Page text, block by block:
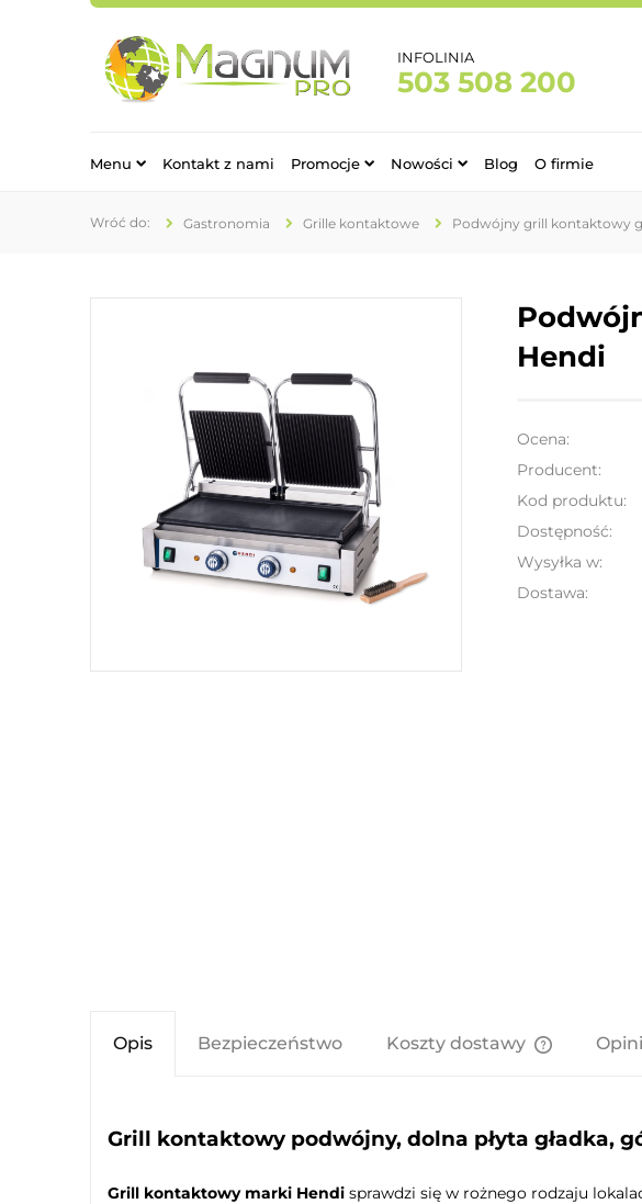
INFOLINIA
503 508 200
Menu Kontakt z nami Promocje Nowości Blog O firmie
Gastronomia Grille kontaktowe Podwójny grill kontaktowy
Hendi
Ocena:
Producent:
Kod produktu:
Dostępność:
Wysyłka w:
Dostawa:
Opis Bezpieczeństwo Koszty dostawy
Grill kontaktowy podwójny, dolna płyta gładka,
Grill kontaktowy marki Hendi sprawdzi się w rożnego rodzaju